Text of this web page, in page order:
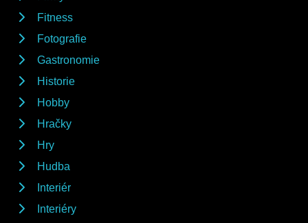
Fitness
Fotografie
Gastronomie
Historie
Hobby
Hračky
Hry
Hudba
Interiér
Interiéry